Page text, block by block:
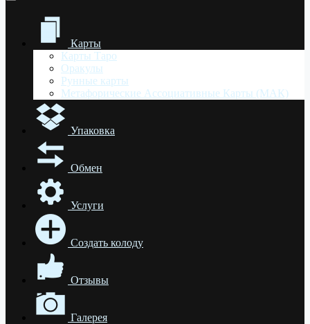
Карты
Карты Таро
Оракулы
Рунные карты
Метафорические Ассоциативные Карты (МАК)
Упаковка
Обмен
Услуги
Создать колоду
Отзывы
Галерея